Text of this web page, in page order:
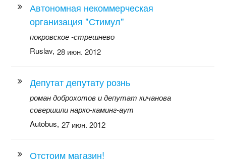
Автономная некоммерческая
организация "Стимул"
покровское -стрешнево
Ruslav, 28 июн. 2012
Депутат депутату рознь
роман доброхотов и депутат кичанова
совершили нарко-каминг-аут
Autobus, 27 июн. 2012
Отстоим магазин!